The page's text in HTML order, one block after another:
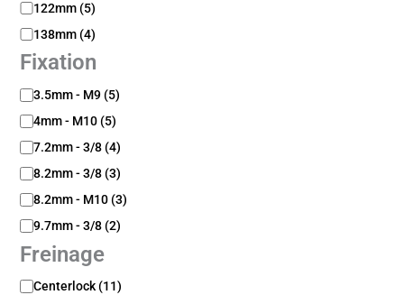
r
e
122mm (5)
138mm (4)
Fixation
F
x
a
t
i
o
n
3.5mm - M9 (5)
4mm - M10 (5)
7.2mm - 3/8 (4)
8.2mm - 3/8 (3)
8.2mm - M10 (3)
9.7mm - 3/8 (2)
Freinage
F Centerlock(11)